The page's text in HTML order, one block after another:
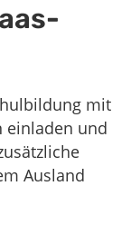
mit
einladen und
Ausland